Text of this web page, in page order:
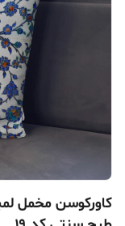
کاورکوسن مخمل